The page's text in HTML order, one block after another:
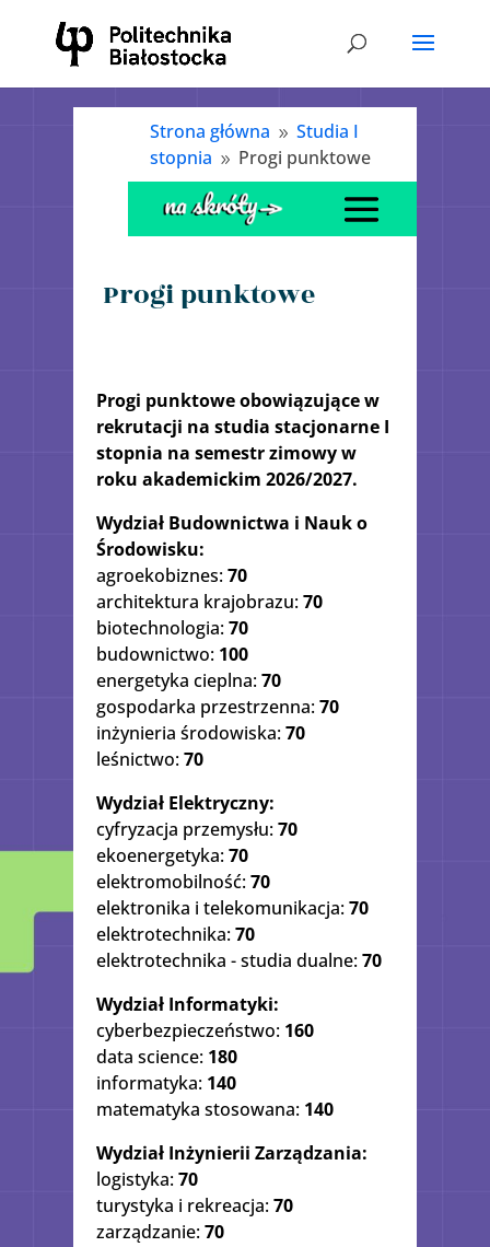
Strona główna 9 Studia I
stopnia 9 Progi punktowe
Progi punktowe
Progi punktowe obowiązujące w
rekrutacji na studia stacjonarne I
stopnia na semestr zimowy w
roku akademickim 2026/2027.
Wydział Budownictwa i Nauk o
Środowisku:
agroekobiznes:70
architektura krajobrazu:70
biotechnologia:70
budownictwo: 100
energetyka cieplna:70
gospodarka przestrzenna:70
inżynieria środowiska:70
leśnictwo:70
Wydział Elektryczny:
cyfryzacja przemysłu:70
ekoenergetyka:70
elektromobilność:70
elektronika i telekomunikacja:70
elektrotechnika:70
elektrotechnika - studia dualne:70
Wydział Informatyki:
cyberbezpieczeństwo: 160
data science: 180
informatyka: 140
matematyka stosowana: 140
Wydział Inżynierii Zarządzania:
logistyka:70
turystyka i rekreacja:70
zarządzanie:70